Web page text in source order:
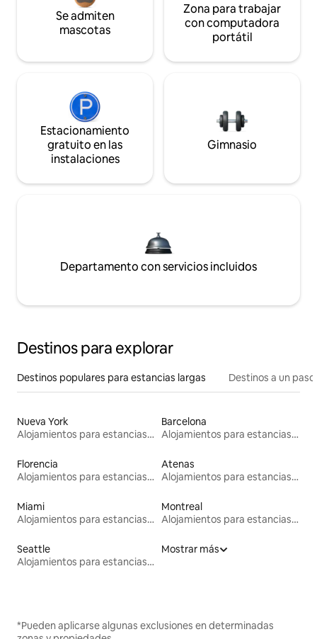
Se admiten
mascotas
Zona para trabajar
con computadora
portátil
Estacionamiento
gratuito en las
instalaciones
Gimnasio
Departamento con servicios incluidos
Destinos para explorar
Destinos populares para estancias largas Destinos a un
Nueva York
Alojamientos para estancias largas
Barcelona
Alojamientos para estancias largas
Florencia
Alojamientos para estancias largas
Atenas
Alojamientos para estancias largas
Miami
Alojamientos para estancias largas
Montreal
Alojamientos para estancias largas
Seattle
Alojamientos para estancias largas
Mostrar más
*Pueden aplicarse algunas exclusiones en determinadas